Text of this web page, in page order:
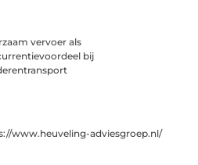
vervoer als
bij
www.heuveling-adviesgroep.nl/